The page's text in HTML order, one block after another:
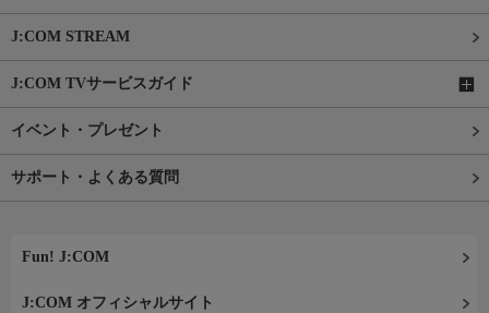
J:COM STREAM
J:COM TVサービスガイド
イベント・プレゼント
サポート・よくある質問
Fun! J:COM
J:COM オフィシャルサイト